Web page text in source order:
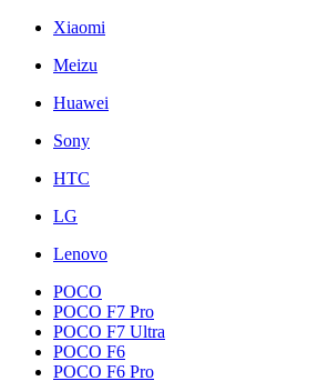
Xiaomi
Meizu
Huawei
Sony
HTC
LG
Lenovo
POCO
POCO F7 Pro
POCO F7 Ultra
POCO F6
POCO F6 Pro